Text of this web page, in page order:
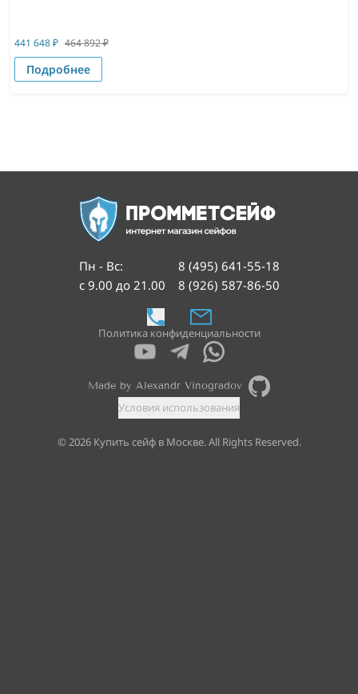
441 648₽ 464 892₽
Подробнее
Пн - Вс:
с 9.00 до 21.00
8 (495) 641-55-18
8 (926) 587-86-50
Политика конфиденциальности
Условия использования
© 2026Купить сейф в Москве. All Rights Reserved.
Made by Alexandr Vinogradov